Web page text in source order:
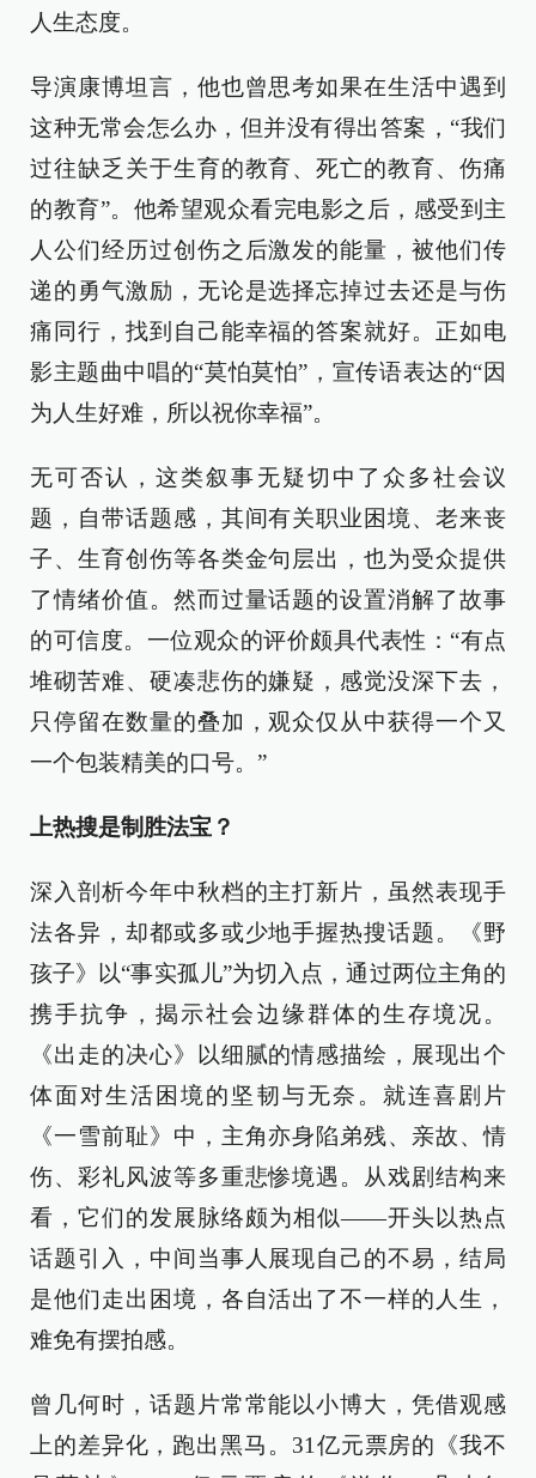
人生态度。
导演康博坦言，他也曾思考如果在生活中遇到
这种无常会怎么办，但并没有得出答案，“我们
过往缺乏关于生育的教育、死亡的教育、伤痛
的教育”。他希望观众看完电影之后，感受到主
人公们经历过创伤之后激发的能量，被他们传
递的勇气激励，无论是选择忘掉过去还是与伤
痛同行，找到自己能幸福的答案就好。正如电
影主题曲中唱的“莫怕莫怕”，宣传语表达的“因
为人生好难，所以祝你幸福”。
无可否认，这类叙事无疑切中了众多社会议
题，自带话题感，其间有关职业困境、老来丧
子、生育创伤等各类金句层出，也为受众提供
了情绪价值。然而过量话题的设置消解了故事
的可信度。一位观众的评价颇具代表性：“有点
堆砌苦难、硬凑悲伤的嫌疑，感觉没深下去，
只停留在数量的叠加，观众仅从中获得一个又
一个包装精美的口号。”
上热搜是制胜法宝？
深入剖析今年中秋档的主打新片，虽然表现手
法各异，却都或多或少地手握热搜话题。《野
孩子》以“事实孤儿”为切入点，通过两位主角的
携手抗争，揭示社会边缘群体的生存境况。
《出走的决心》以细腻的情感描绘，展现出个
体面对生活困境的坚韧与无奈。就连喜剧片
《一雪前耻》中，主角亦身陷弟残、亲故、情
伤、彩礼风波等多重悲惨境遇。从戏剧结构来
看，它们的发展脉络颇为相似——开头以热点
话题引入，中间当事人展现自己的不易，结局
是他们走出困境，各自活出了不一样的人生，
难免有摆拍感。
曾几何时，话题片常常能以小博大，凭借观感
上的差异化，跑出黑马。31亿元票房的《我不